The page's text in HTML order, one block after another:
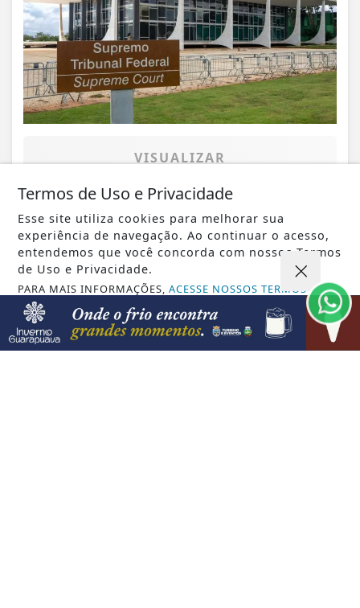
VISUALIZAR
06 DE AGO
ECONOMIA
Leilões de petróleo em outubro terão
recorde de áreas em disputa
Termos de Uso e Privacidade
Esse site utiliza cookies para melhorar sua
experiência de navegação. Ao continuar o acesso,
entendemos que você concorda com nossos Termos
de Uso e Privacidade.
PARA MAIS INFORMAÇÕES,ACESSE NOSSOS TERMOS
CLICANDO AQUI
PROSSEGUIR